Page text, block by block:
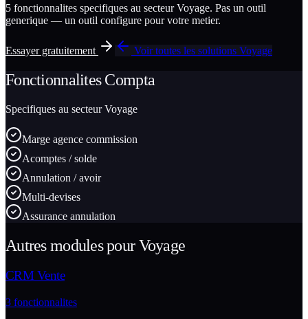
5 fonctionnalites specifiques au secteurVoyage. Pas un outil
generique — un outil configure pour votre metier.
Essayer gratuitement Voir toutes les solutions Voyage
FonctionnalitesCompta
Specifiques au secteurVoyage
Marge agence commission
Acomptes / solde
Annulation / avoir
Multi-devises
Assurance annulation
Autres modules pourVoyage
CRM Vente
3 fonctionnalites